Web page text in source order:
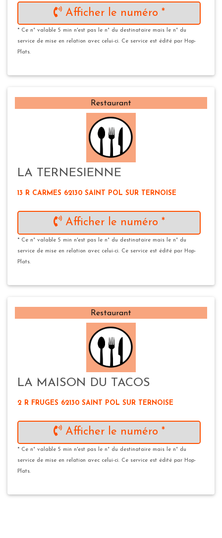
Afficher le numéro *
* Ce n° valable 5 min n'est pas le n° du destinataire mais le n° du
service de mise en relation avec celui-ci. Ce service est édité par Hop-
Plats.
Restaurant
LA TERNESIENNE
13 R CARMES 62130 SAINT POL SUR TERNOISE
Afficher le numéro *
* Ce n° valable 5 min n'est pas le n° du destinataire mais le n° du
service de mise en relation avec celui-ci. Ce service est édité par Hop-
Plats.
Restaurant
LA MAISON DU TACOS
2 R FRUGES 62130 SAINT POL SUR TERNOISE
Afficher le numéro *
* Ce n° valable 5 min n'est pas le n° du destinataire mais le n° du
service de mise en relation avec celui-ci. Ce service est édité par Hop-
Plats.